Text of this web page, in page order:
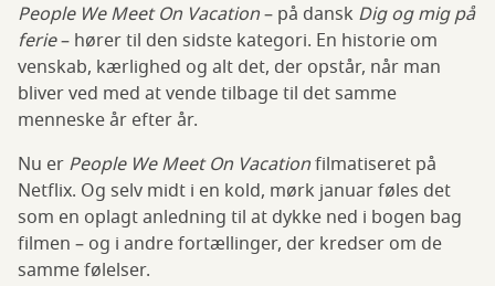
People We Meet On Vacation– på dansk Dig og mig på
ferie– hører til den sidste kategori. En historie om
venskab, kærlighed og alt det, der opstår, når man
bliver ved med at vende tilbage til det samme
menneske år efter år.
Nu er People We Meet On Vacationfilmatiseret på
Netflix. Og selv midt i en kold, mørk januar føles det
som en oplagt anledning til at dykke ned i bogen bag
filmen – og i andre fortællinger, der kredser om de
samme følelser.